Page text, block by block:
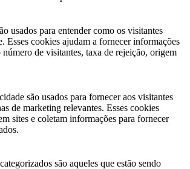
usados para entender como os visitantes
Esses cookies ajudam a fornecer informações
número de visitantes, taxa de rejeição, origem
são usados para fornecer aos visitantes
de marketing relevantes. Esses cookies
sites e coletam informações para fornecer
são aqueles que estão sendo